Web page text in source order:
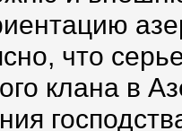
что
клана в